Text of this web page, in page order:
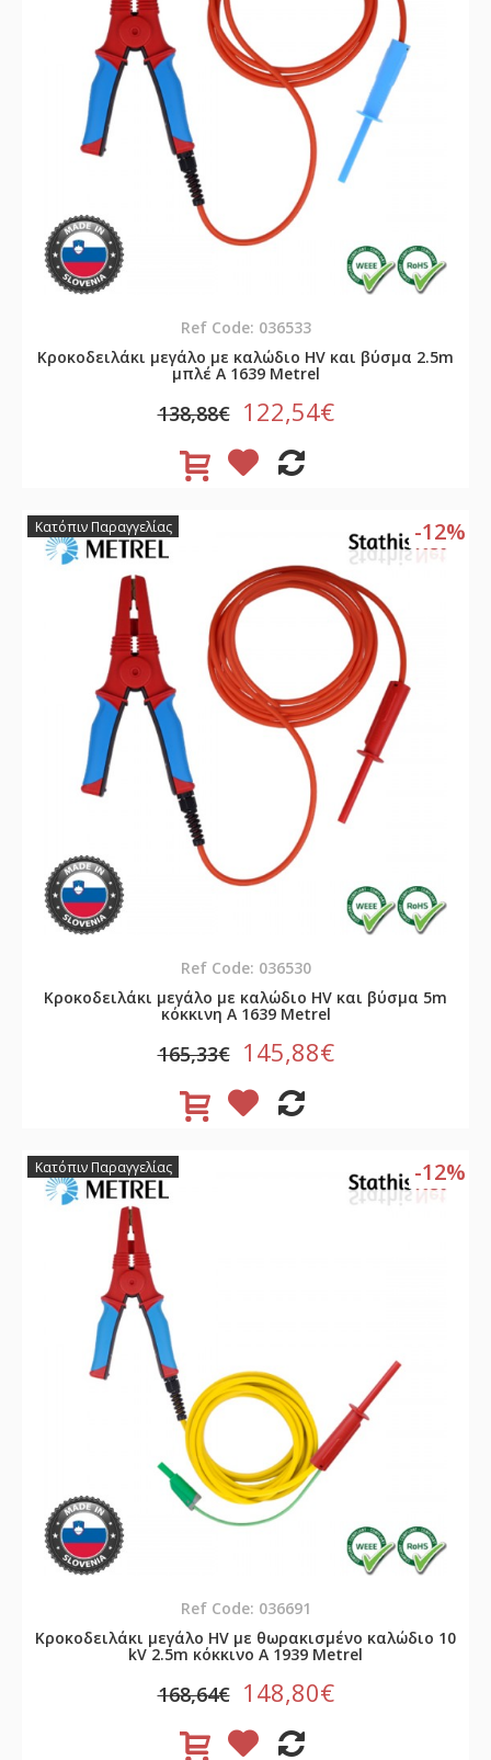
Ref Code: 036533
Κροκοδειλάκι μεγάλο με καλώδιο HV και βύσμα 2.5m
μπλέ A 1639 Metrel
138,88€ 122,54€
-12%
Κατόπιν Παραγγελίας
Ref Code: 036530
Κροκοδειλάκι μεγάλο με καλώδιο HV και βύσμα 5m
κόκκινη A 1639 Metrel
165,33€ 145,88€
-12%
Κατόπιν Παραγγελίας
Ref Code: 036691
Κροκοδειλάκι μεγάλο HV με θωρακισμένο καλώδιο 10
kV 2.5m κόκκινο A 1939 Metrel
168,64€ 148,80€